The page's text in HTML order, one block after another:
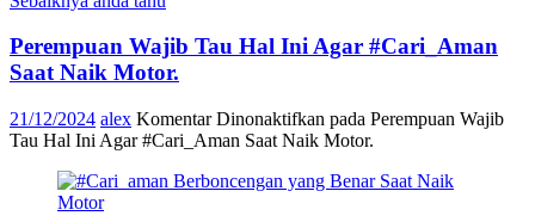
Perempuan Wajib Tau Hal Ini Agar #Cari_Aman
Saat Naik Motor.
21/12/2024 alex Komentar Dinonaktifkan pada Perempuan Wajib
Tau Hal Ini Agar #Cari_Aman Saat Naik Motor.